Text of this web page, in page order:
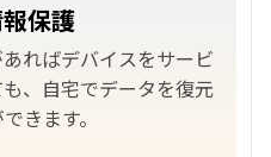
保護
ればデバイスをサービ
、自宅でデータを復元
きます。